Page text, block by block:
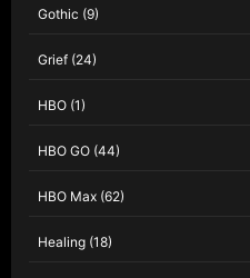
Gothic (9)
Grief (24)
HBO (1)
HBO GO (44)
HBO Max (62)
Healing (18)